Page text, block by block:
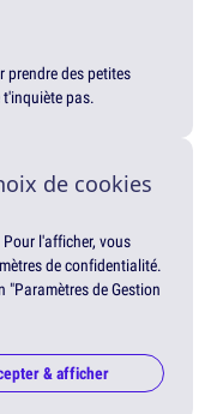
prendre des petites
pas.
de cookies
l'afficher, vous
de confidentialité.
"Paramètres de Gestion
& afficher